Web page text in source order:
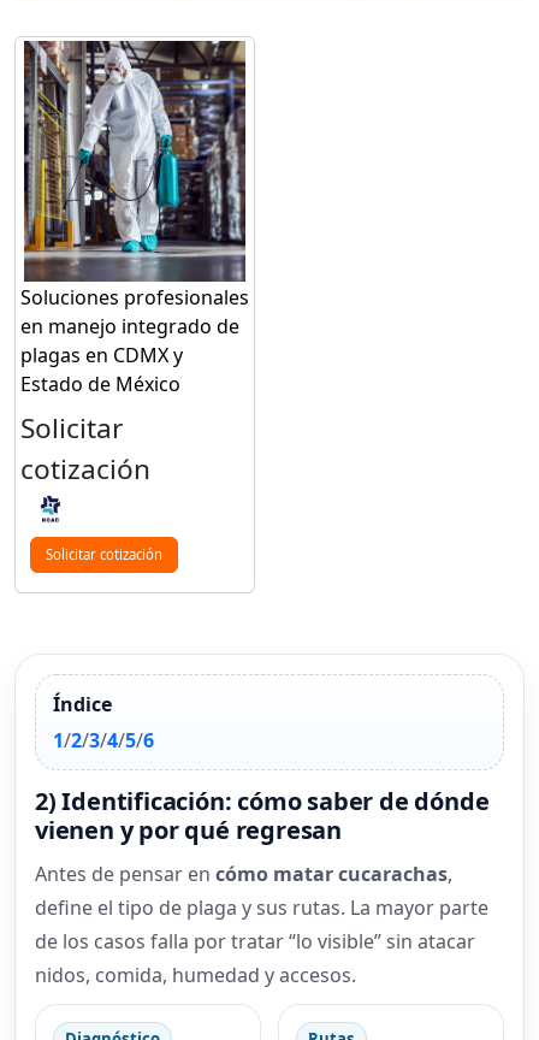
Soluciones profesionales
en manejo integrado de
plagas en CDMX y
Estado de México
Solicitar
cotización
Solicitar cotización
Índice
1/2/3/4/5/6
2) Identificación: cómo saber de dónde
vienen y por qué regresan
Antes de pensar en cómo matar cucarachas,
define el tipo de plaga y sus rutas. La mayor parte
de los casos falla por tratar “lo visible” sin atacar
nidos, comida, humedad y accesos.